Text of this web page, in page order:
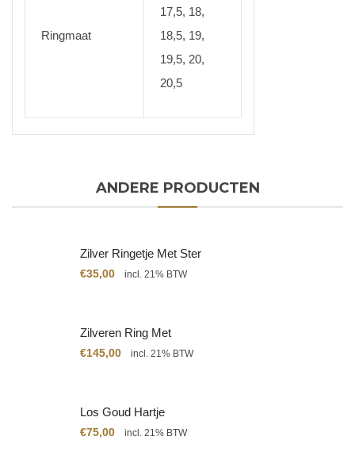
Ringmaat
17,5, 18,
18,5, 19,
19,5, 20,
20,5
ANDERE PRODUCTEN
Zilver Ringetje Met Ster
€35,00 incl. 21% BTW
Zilveren Ring Met
Citrien
€145,00 incl. 21% BTW
Los Goud Hartje
€75,00 incl. 21% BTW